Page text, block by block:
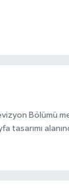
Bölümü
tasarımı